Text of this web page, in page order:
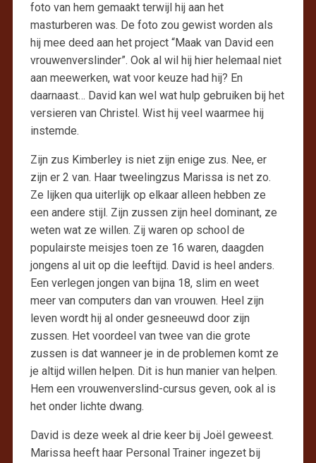
foto van hem gemaakt terwijl hij aan het
masturberen was. De foto zou gewist worden als
hij mee deed aan het project “Maak van David een
vrouwenverslinder”. Ook al wil hij hier helemaal niet
aan meewerken, wat voor keuze had hij? En
daarnaast… David kan wel wat hulp gebruiken bij het
versieren van Christel. Wist hij veel waarmee hij
instemde.
Zijn zus Kimberley is niet zijn enige zus. Nee, er
zijn er 2 van. Haar tweelingzus Marissa is net zo.
Ze lijken qua uiterlijk op elkaar alleen hebben ze
een andere stijl. Zijn zussen zijn heel dominant, ze
weten wat ze willen. Zij waren op school de
populairste meisjes toen ze 16 waren, daagden
jongens al uit op die leeftijd. David is heel anders.
Een verlegen jongen van bijna 18, slim en weet
meer van computers dan van vrouwen. Heel zijn
leven wordt hij al onder gesneeuwd door zijn
zussen. Het voordeel van twee van die grote
zussen is dat wanneer je in de problemen komt ze
je altijd willen helpen. Dit is hun manier van helpen.
Hem een vrouwenverslind-cursus geven, ook al is
het onder lichte dwang.
David is deze week al drie keer bij Joël geweest.
Marissa heeft haar Personal Trainer ingezet bij